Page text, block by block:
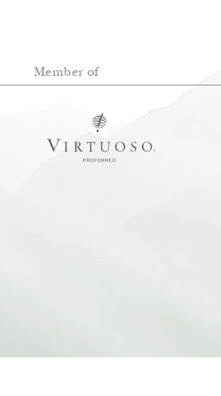
Member of